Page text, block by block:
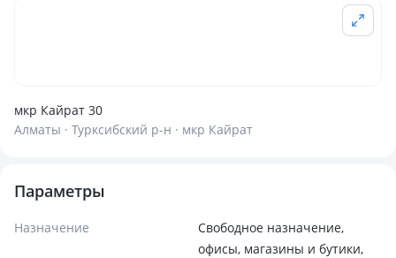
мкр Кайрат 30
Алматы · Турксибский р-н · мкр Кайрат
Параметры
Назначение
Свободное назначение,
офисы, магазины и бутики,